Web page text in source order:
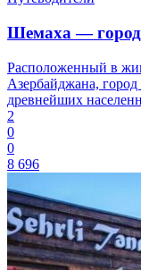
Шемаха — город
Расположенный в
Азербайджана,
древнейших
2
0
0
8 696